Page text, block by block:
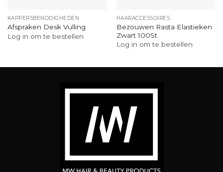
KAPPERSBENODIGHEDEN
Afspraken Desk Vulling
Log in om te bestellen
HAARACCESSOIRES
Bezouwen Rasta Elastieken
Zwart 100St
Log in om te bestellen